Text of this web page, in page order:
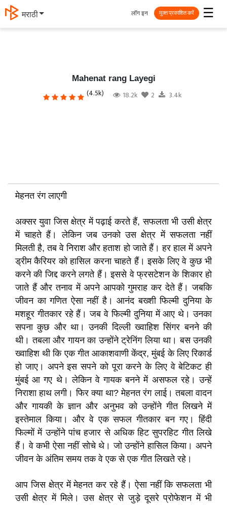
मराठी ☰
लॉग इन मुक्त प्रकाशित करें
Mahenat rang Layegi
(4.5k) 18.2k 2 3.4k
मेहनत रंग लाएगी
अक्‍सर युवा जिस क्षेत्र में पढ़ाई करते हैं, सफलता भी उसी क्षेत्र
में चाहते हैं। लेकिन जब उनको उस क्षेत्र में सफलता नहीं
मिलती है, तब वे निराश और हताश हो जाते हैं। हर हाल में अपने
ड्रीम कैरियर को हासिल करना चाहते हैं। इसके लिए वे कुछ भी
करने की जिद्द करने लगते हैं। इससे वे फ्रसटेशन के शिकार हो
जाते हैं और तनाव में अपने आपको गुमराह कर देते हैं। जबकि
जीवन का गणित ऐसा नहीं है। आनंद बख्‍शी फिल्‍मी दुनिया के
मशहूर गीतकार रहे हैं। जब वे फिल्‍मी दुनिया में आए थे। उनका
सपना कुछ और था। उनकी दिल्‍ली ख्‍वाहिश सिंगर बनने की
थी। तबला और गायन का उन्‍होंने ट्रेनिंग लिया था। बस उनकी
ख्‍वाहिश थी कि एक गीत आकाशवाणी केंद्र, मुंबई के लिए रिकार्ड
हो जाए। अपने इस सपने को पूरा करने के लिए वे बेटिकट ही
मुंबई आ गए थे। लेकिन वे गायक बनने में असफल रहे। उन्‍हें
निराशा हाथ लगी। फिर क्‍या था? मेहनत रंग लाई। तबला वादन
और गायकी के ज्ञान और अनुभव को उन्‍होंने गीत लिखने में
इस्‍तेमाल किया। और वे एक सफल गीतकार बन गए। हिंदी
फिल्‍मों में उन्‍होंने पांच हजार से अधिक हिट सुपरहिट गीत लिखे
हैं। वे कभी ऐसा नहीं सोचे थे। जो उन्‍होंने हासिल किया। अपने
जीवन के अंतिम समय तक वे एक से एक गीत लिखते रहे।
आप जिस क्षेत्र में मेहनत कर रहे हैं। ऐसा नहीं कि सफलता भी
उसी क्षेत्र में मिले। उस क्षेत्र से जुड़े दूसरे प्रोफेशन में भी